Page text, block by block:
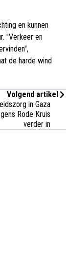
en kunnen
"Verkeer en
de harde wind
Volgend artikel
in Gaza
Rode Kruis
verder in